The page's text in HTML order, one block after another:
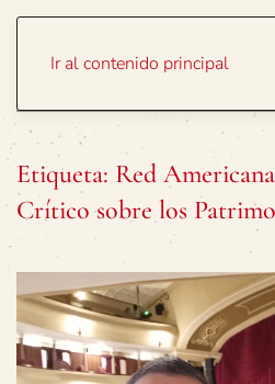
Ir al contenido principal
Etiqueta: Red
Crítico sobre los